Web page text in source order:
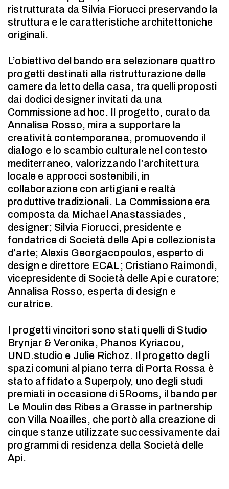
ristrutturata da Silvia Fiorucci preservando la
struttura e le caratteristiche architettoniche
originali.
L’obiettivo del bando era selezionare quattro
progetti destinati alla ristrutturazione delle
camere da letto della casa, tra quelli proposti
dai dodici designer invitati da una
Commissione ad hoc. Il progetto, curato da
Annalisa Rosso, mira a supportare la
creatività contemporanea, promuovendo il
dialogo e lo scambio culturale nel contesto
mediterraneo, valorizzando l’architettura
locale e approcci sostenibili, in
collaborazione con artigiani e realtà
produttive tradizionali. La Commissione era
composta da Michael Anastassiades,
designer; Silvia Fiorucci, presidente e
fondatrice di Società delle Api e collezionista
d’arte; Alexis Georgacopoulos, esperto di
design e direttore ECAL; Cristiano Raimondi,
vicepresidente di Società delle Api e curatore;
Annalisa Rosso, esperta di design e
curatrice.
I progetti vincitori sono stati quelli di Studio
Brynjar & Veronika, Phanos Kyriacou,
UND.studio e Julie Richoz. Il progetto degli
spazi comuni al piano terra di Porta Rossa è
stato affidato a Superpoly, uno degli studi
premiati in occasione di 5Rooms, il bando per
Le Moulin des Ribes a Grasse in partnership
con Villa Noailles, che portò alla creazione di
cinque stanze utilizzate successivamente dai
programmi di residenza della Società delle
Api.